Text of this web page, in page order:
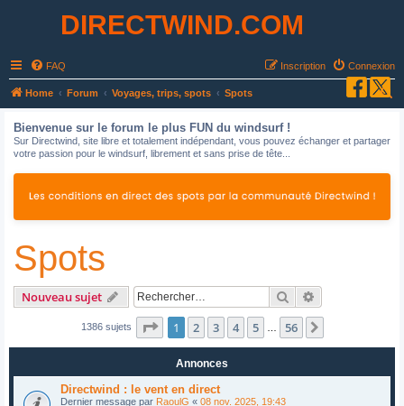
DIRECTWIND.COM
FAQ Connexion
Inscription
Home Forum Voyages, trips, spots Spots
Bienvenue sur le forum le plus FUN du windsurf !
Sur Directwind, site libre et totalement indépendant, vous pouvez échanger et partager
votre passion pour le windsurf, librement et sans prise de tête...
Spots
Nouveau sujet Rechercher
1386 sujets Page 1sur56
1 2 3 4 5 56
Annonces
Directwind : le vent en direct
Dernier message par RaoulG « 08 nov. 2025, 19:43